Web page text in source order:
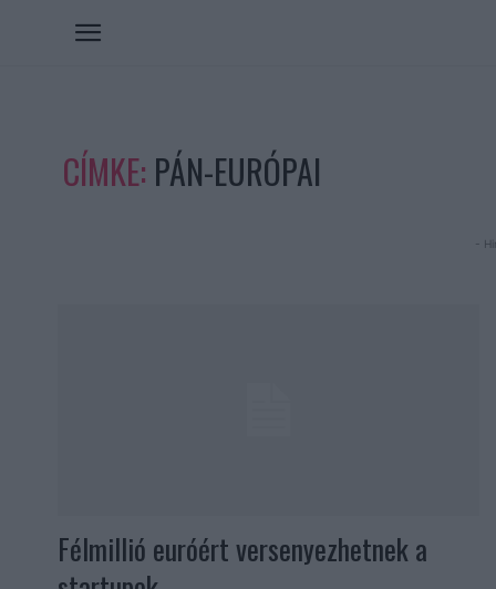
CÍMKE: PÁN-EURÓPAI
-
Félmillió euróért versenyezhetnek a